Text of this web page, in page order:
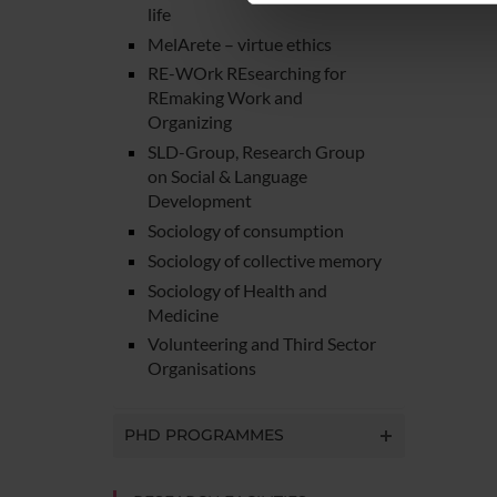
che hanno raccolto dal tuo
life
MelArete – virtue ethics
RE-WOrk REsearching for
REmaking Work and
Organizing
SLD-Group, Research Group
on Social & Language
Development
Sociology of consumption
Sociology of collective memory
Sociology of Health and
Medicine
Volunteering and Third Sector
Organisations
PHD PROGRAMMES